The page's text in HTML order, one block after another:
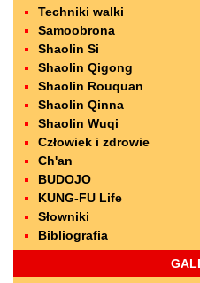
Techniki walki
Samoobrona
Shaolin Si
Shaolin Qigong
Shaolin Rouquan
Shaolin Qinna
Shaolin Wuqi
Człowiek i zdrowie
Ch'an
BUDOJO
KUNG-FU Life
Słowniki
Bibliografia